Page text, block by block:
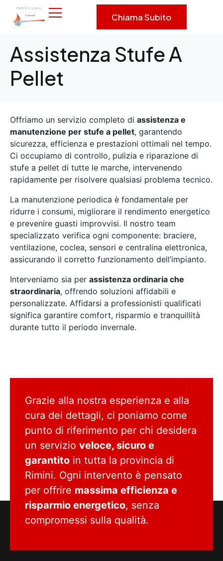
Chiama Subito
Assistenza Stufe A
Pellet
Offriamo un servizio completo di assistenza e
manutenzione per stufe a pellet, garantendo
sicurezza, efficienza e prestazioni ottimali nel tempo.
Ci occupiamo di controllo, pulizia e riparazione di
stufe a pellet di tutte le marche, intervenendo
rapidamente per risolvere qualsiasi problema tecnico.
La manutenzione periodica è fondamentale per
ridurre i consumi, migliorare il rendimento energetico
e prevenire guasti improvvisi. Il nostro team
specializzato verifica ogni componente: braciere,
ventilazione, coclea, sensori e centralina elettronica,
assicurando il corretto funzionamento dell’impianto.
Interveniamo sia per assistenza ordinaria che
straordinaria, offrendo soluzioni affidabili e
personalizzate. Affidarsi a professionisti qualificati
significa garantire comfort, risparmio e tranquillità
durante tutto il periodo invernale.
Grazie alla nostra esperienza e alla
cura dei dettagli, ci poniamo come
punto di riferimento per chi desidera
un servizio veloce, sicuro e
garantito in tutta la provincia di
Rimini. Ogni intervento è pensato
per offrire massima efficienza e
risparmio energetico, senza
compromessi sulla qualità.